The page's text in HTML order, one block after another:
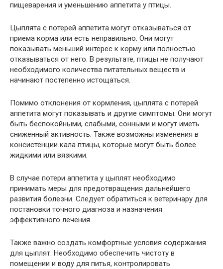
пищеварения и уменьшению аппетита у птицы.
Цыплята с потерей аппетита могут отказываться от
приема корма или есть неправильно. Они могут
показывать меньший интерес к корму или полностью
отказываться от него. В результате, птицы не получают
необходимого количества питательных веществ и
начинают постепенно истощаться.
Помимо отклонения от кормления, цыплята с потерей
аппетита могут показывать и другие симптомы. Они могут
быть беспокойными, слабыми, сонными и могут иметь
сниженный активность. Также возможны изменения в
консистенции кала птицы, которые могут быть более
жидкими или вязкими.
В случае потери аппетита у цыплят необходимо
принимать меры для предотвращения дальнейшего
развития болезни. Следует обратиться к ветеринару для
постановки точного диагноза и назначения
эффективного лечения.
Также важно создать комфортные условия содержания
для цыплят. Необходимо обеспечить чистоту в
помещении и воду для питья, контролировать